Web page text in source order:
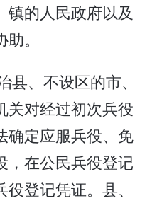
镇的人民政府以及
。
、不设区的市、
关对经过初次兵役
确定应服兵役、免
，在公民兵役登记
登记凭证。县、